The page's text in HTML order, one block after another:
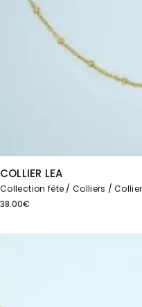
COLLIER LEA
Collection fête Colliers
38.00€